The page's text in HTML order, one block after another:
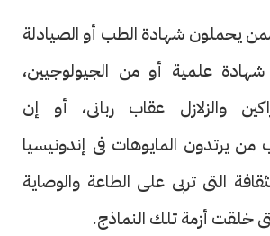
يحملون شهادة الطب أو الصيادلة
علمية أو من الجيولوجيين،
والزلازل عقاب ربانى، أو إن
يرتدون المايوهات فى إندونيسيا
التى تربى على الطاعة والوصاية
خلقت أزمة تلك النماذج.